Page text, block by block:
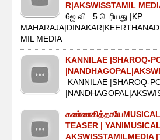
R|AKSWISSTAMIL
6ஐ விட 5 பெரியது |KP
MIL MEDIA
KANNILAE |SHAROQ-
KANNILAE |SHAROQ-
கண்ணகித்தாயேMUSICAL
TEASER |
AKSWISSTAMILMEDIA